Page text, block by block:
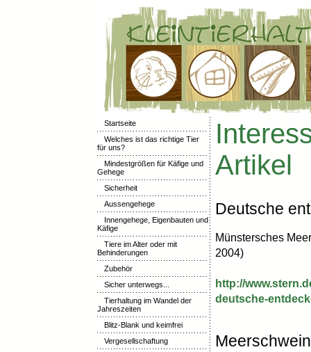
Startseite
Welches ist das richtige Tier
für uns?
Mindestgrößen für Käfige und
Gehege
Sicherheit
Aussengehege
Innengehege, Eigenbauten und
Käfige
Tiere im Alter oder mit
Behinderungen
Zubehör
Sicher unterwegs...
Tierhaltung im Wandel der
Jahreszeiten
Blitz-Blank und keimfrei
Vergesellschaftung
Artikel
Deutsche
Münstersches
2004)
http://
deutsche-